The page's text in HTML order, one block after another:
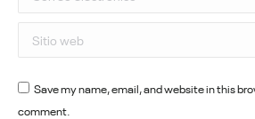
Sitio web
Save my name, email, and website in this
comment.